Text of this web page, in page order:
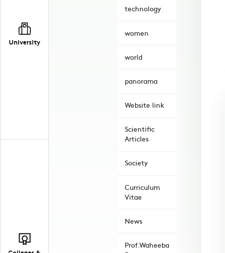
University
technology
women
world
panorama
Website link
Scientific
Articles
Society
Curriculum
Vitae
News
Prof.Waheeba